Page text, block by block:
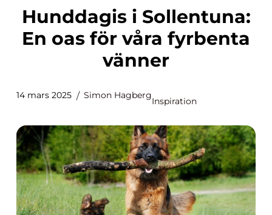
Hunddagis i Sollentuna:
En oas för våra fyrbenta
vänner
14 mars 2025 Simon Hagberg
Inspiration